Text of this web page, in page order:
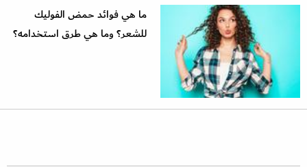
ما هي فوائد حمض الفوليك
للشعر؟ وما هي طرق استخدامه؟